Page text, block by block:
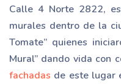
Calle 4 Norte 2822,
murales dentro de la
Tomate” quienes
Mural” dando vida con
fachadas de este lugar